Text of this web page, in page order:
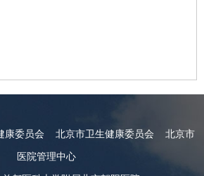
康委员会 北京市卫生健康委员会
北京市
医院管理中心